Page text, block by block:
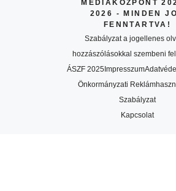
MÉDIAKÖZPONT
2026 - MINDEN
FENNTARTVA!
Szabályzat a jogellenes
hozzászólásokkal szembeni
ÁSZF 2025Impresszum
Önkormányzati
Szabályzat
Kapcsolat